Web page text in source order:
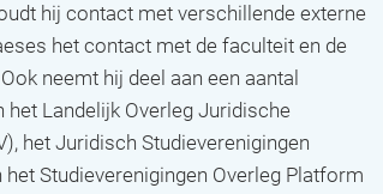
hij contact met verschillende externe
het contact met de faculteit en de
neemt hij deel aan een aantal
het Landelijk Overleg Juridische
het Juridisch Studieverenigingen
Studieverenigingen Overleg Platform